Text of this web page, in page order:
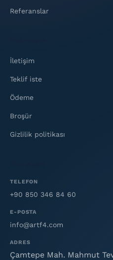
Referanslar
İletişim
Teklif iste
Ödeme
Broşür
Gizlilik politikası
TELEFON
+90 850 346 84 60
E-POSTA
info@artf4.com
ADRES
Çamtepe Mah. Mahmut